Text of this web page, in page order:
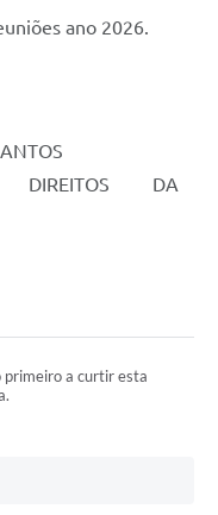
ano 2026.
DIREITOS DA
primeiro a curtir esta